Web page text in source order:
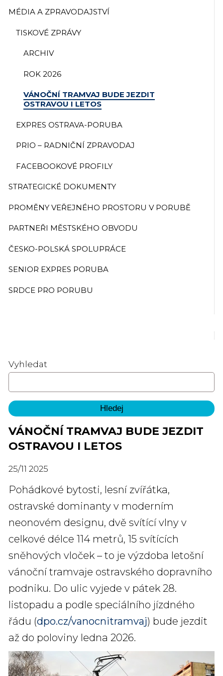
MÉDIA A ZPRAVODAJSTVÍ
TISKOVÉ ZPRÁVY
ARCHIV
ROK 2026
VÁNOČNÍ TRAMVAJ BUDE JEZDIT
OSTRAVOU I LETOS
EXPRES OSTRAVA-PORUBA
PRIO – RADNIČNÍ ZPRAVODAJ
FACEBOOKOVÉ PROFILY
STRATEGICKÉ DOKUMENTY
PROMĚNY VEŘEJNÉHO PROSTORU V PORUBĚ
PARTNEŘI MĚSTSKÉHO OBVODU
ČESKO-POLSKÁ SPOLUPRÁCE
SENIOR EXPRES PORUBA
SRDCE PRO PORUBU
Vyhledat
VÁNOČNÍ TRAMVAJ BUDE JEZDIT
OSTRAVOU I LETOS
25/11 2025
Pohádkové bytosti, lesní zvířátka,
ostravské dominanty v moderním
neonovém designu, dvě svítící vlny v
celkové délce 114 metrů, 15 svítících
sněhových vloček – to je výzdoba letošní
vánoční tramvaje ostravského dopravního
podniku. Do ulic vyjede v pátek 28.
listopadu a podle speciálního jízdného
řádu (dpo.cz/vanocnitramvaj) bude jezdit
až do poloviny ledna 2026.